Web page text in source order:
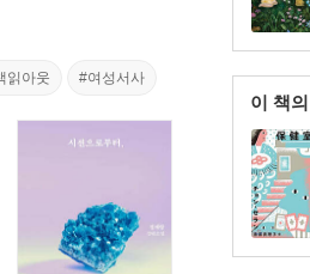
이 책
읽아웃 #여성서사